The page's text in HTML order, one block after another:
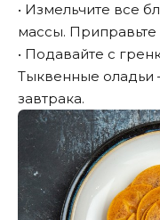
• Измельчите все
массы.
• Подавайте с
Тыквенные оладьи
завтрака.